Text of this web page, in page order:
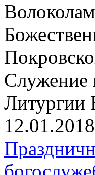
Служение
Литургии
12.01.2018